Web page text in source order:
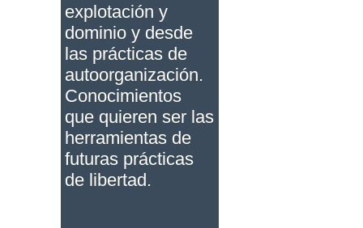
explotación y
dominio y desde
las prácticas de
autoorganización.
Conocimientos
que quieren ser las
herramientas de
futuras prácticas
de libertad.